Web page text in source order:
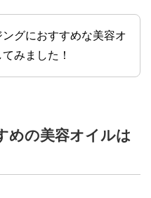
グにおすすめな美容オ
みました！
めの美容オイルは